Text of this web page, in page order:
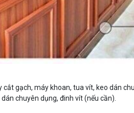
cắt gạch, máy khoan, tua vít, keo dán
chuyên dụng, đinh vít (nếu cần).